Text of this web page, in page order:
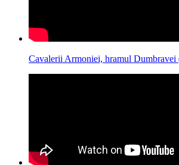
Cavalerii Armoniei, hramul Dumbravei